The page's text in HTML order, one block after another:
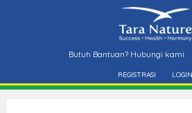
Butuh Bantuan? Hubungi kami
REGISTRASI LOGIN